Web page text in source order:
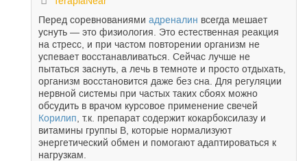
Перед соревнованиями адреналин всегда мешает
уснуть — это физиология. Это естественная реакция
на стресс, и при частом повторении организм не
успевает восстанавливаться. Сейчас лучше не
пытаться заснуть, а лечь в темноте и просто отдыхать,
организм восстановится даже без сна. Для регуляции
нервной системы при частых таких сбоях можно
обсудить в врачом курсовое применение свечей
Корилип , т.к. препарат содержит кокарбоксилазу и
витамины группы В, которые нормализуют
энергетический обмен и помогают адаптироваться к
нагрузкам.